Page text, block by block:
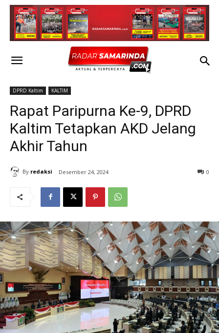
DPRD Kaltim KALTIM
Rapat Paripurna Ke-9, DPRD
Kaltim Tetapkan AKD Jelang
Akhir Tahun
By redaksi Desember 24, 2024 0